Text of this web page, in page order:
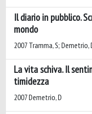
Il diario in pubblico.
mondo
2007 Tramma, S; Demetrio,
La vita schiva. Il
timidezza
2007 Demetrio, D